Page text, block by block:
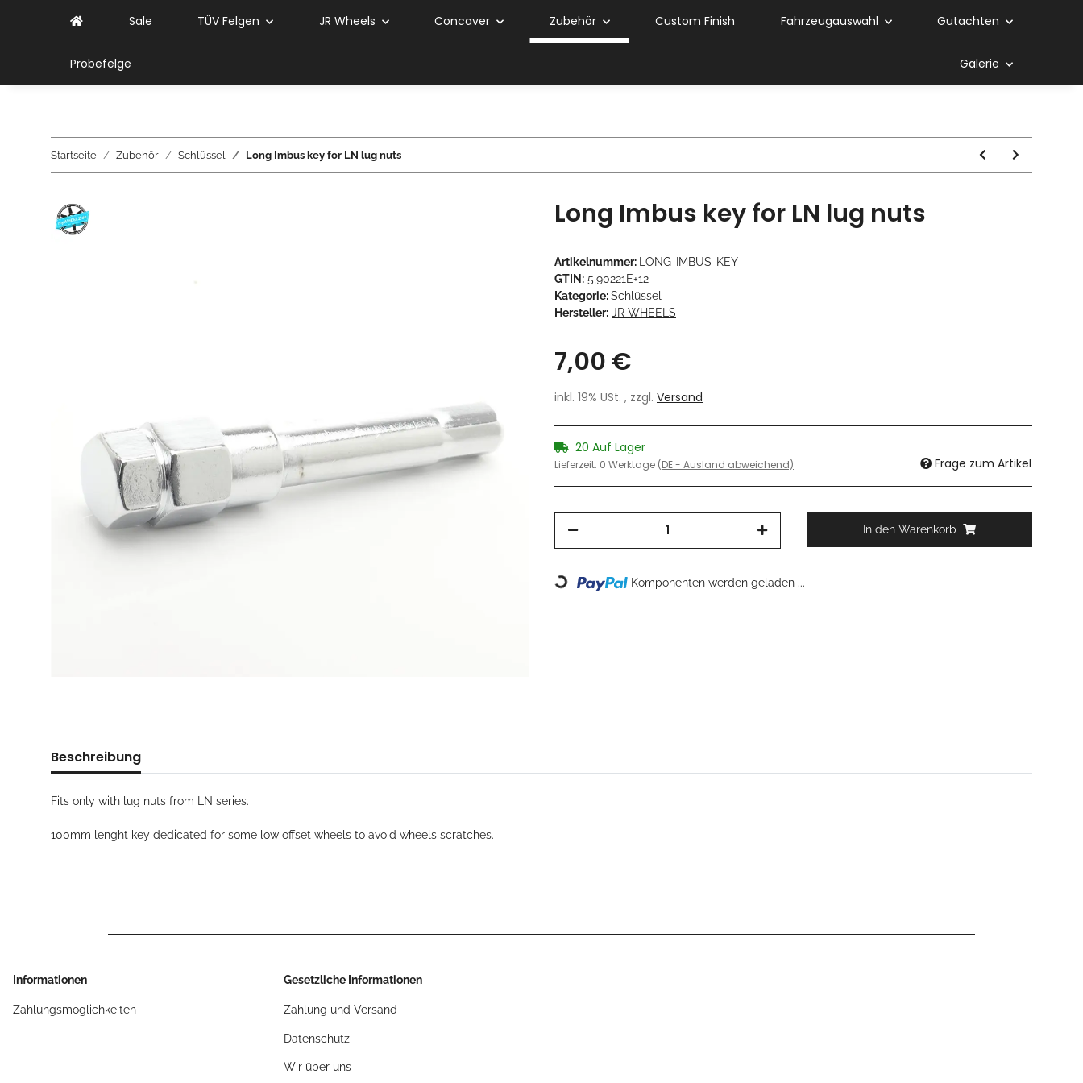
Sale TÜV Felgen JR Wheels Concaver Zubehör Custom Finish Fahrzeugauswahl Gutachten
Probefelge Galerie
Startseite Zubehör Schlüssel Long Imbus key for LN lug nuts
Long Imbus key for LN lug nuts
Artikelnummer:
LONG-IMBUS-KEY
GTIN: 5,90221E+12
Kategorie:Schlüssel
Hersteller: JR WHEELS
7,00 €
inkl. 19% USt. , zzgl. Versand
20 Auf Lager
Lieferzeit: 0 Werktage (DE - Ausland abweichend) Frage zum Artikel
In den Warenkorb
Loading... Komponenten werden geladen ...
Beschreibung
Fits only with lug nuts from LN series.
100mm lenght key dedicated for some low offset wheels to avoid wheels scratches.
Informationen
Zahlungsmöglichkeiten
Gesetzliche Informationen
Zahlung und Versand
Datenschutz
Wir über uns